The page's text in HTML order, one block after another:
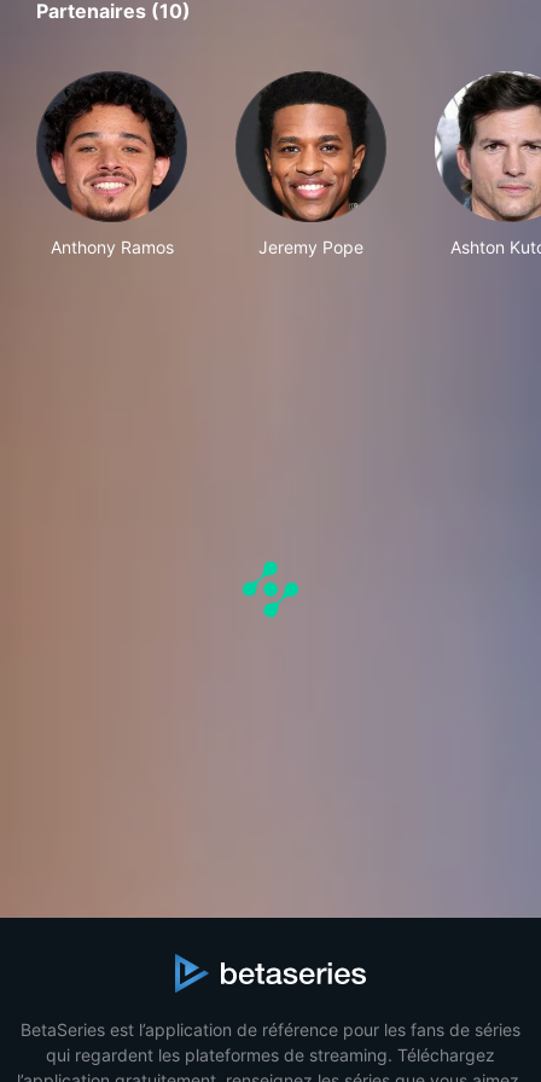
Partenaires (10)
Anthony Ramos Jeremy Pope Ashton
BetaSeries est l’application de référence pour les fans de séries
qui regardent les plateformes de streaming. Téléchargez